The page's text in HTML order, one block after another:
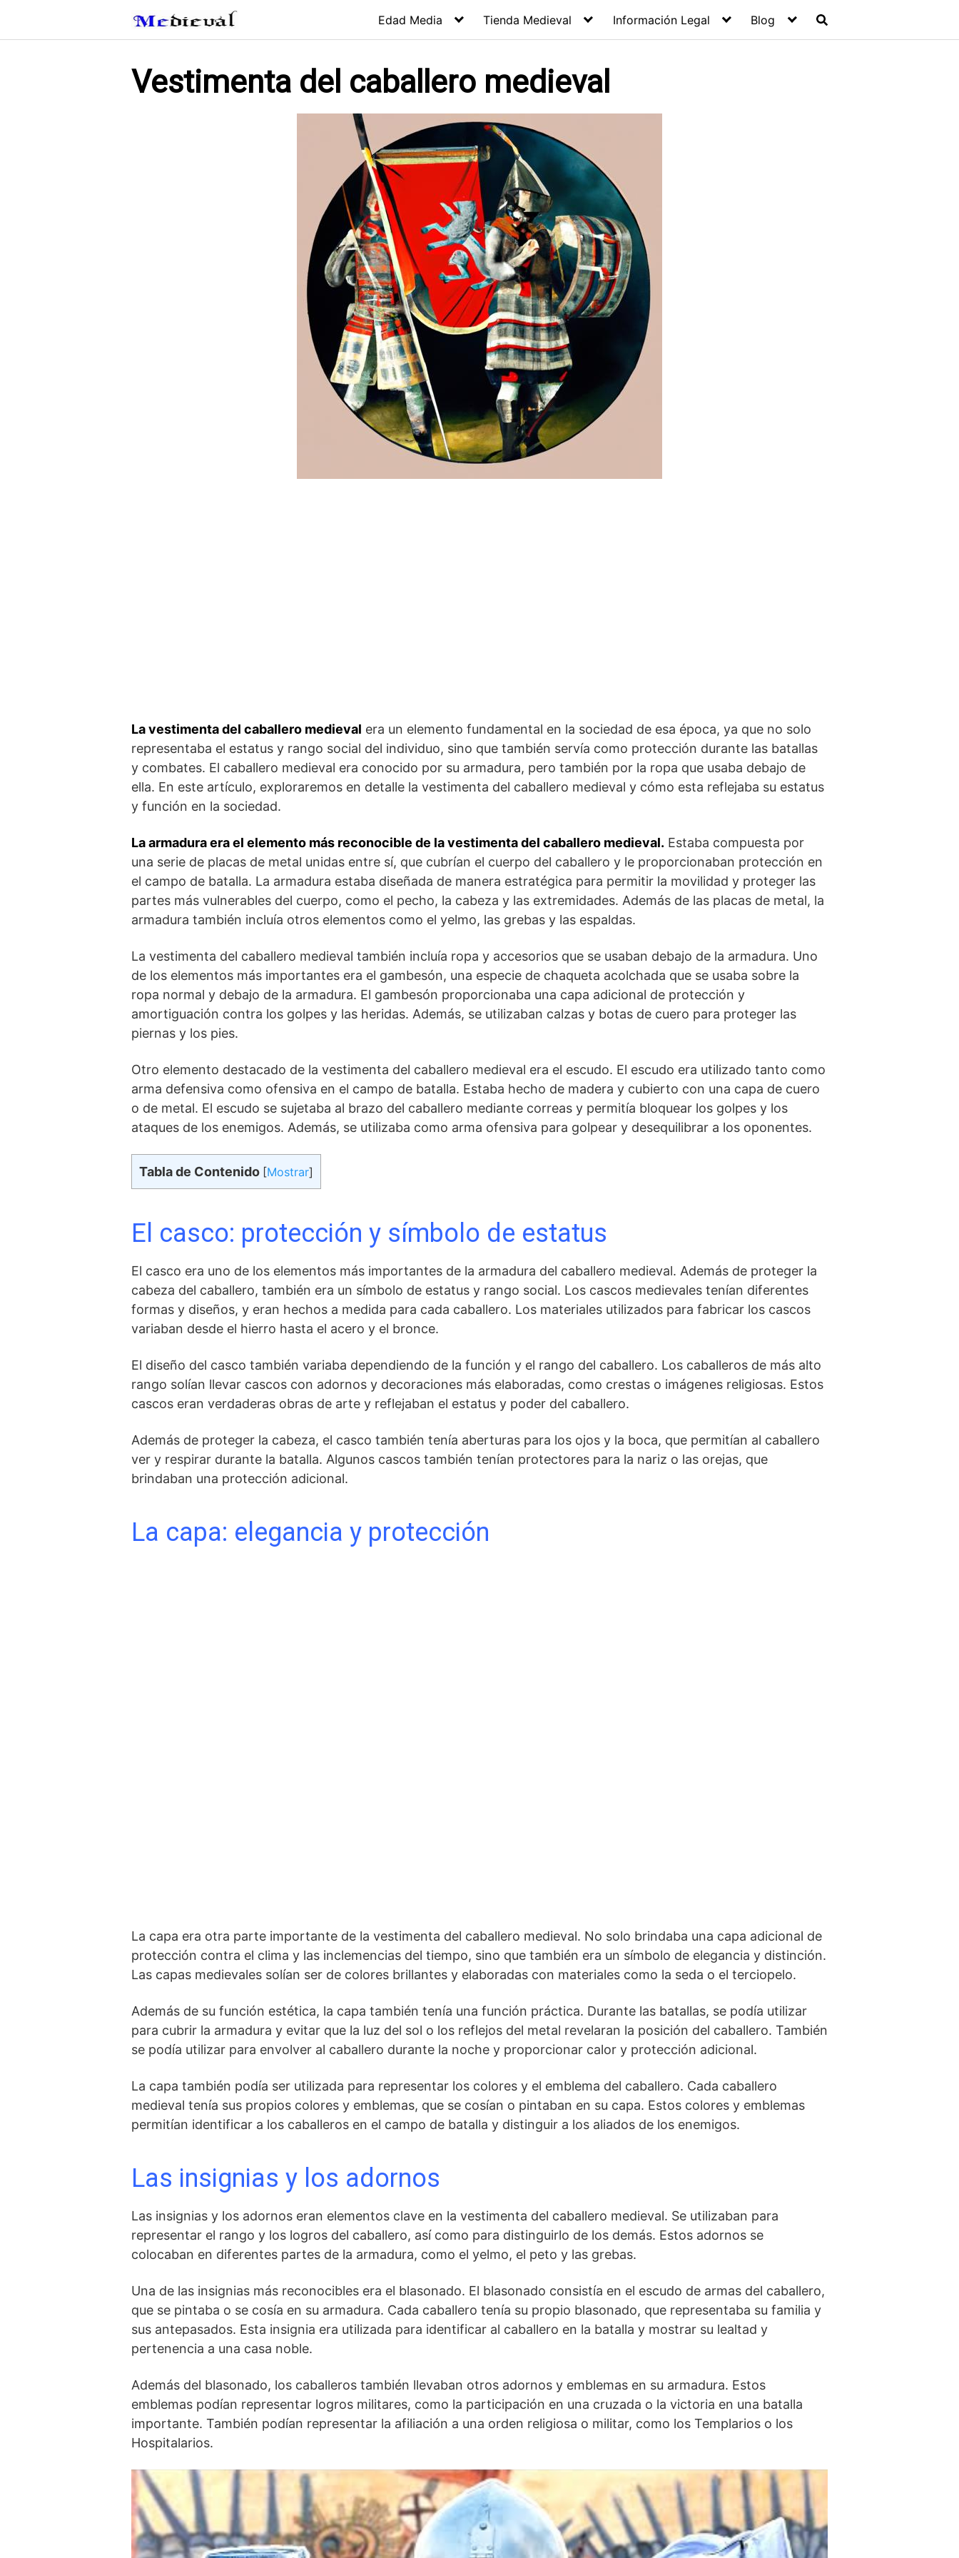
contenido
Edad Media Tienda Medieval Información Legal Blog
Vestimenta del caballero medieval
La vestimenta‍ del caballero medieval era un elemento ⁤fundamental en la sociedad de esa época, ya que no solo
representaba el estatus y rango social del individuo, sino que también ‌servía como protección durante las batallas
y combates. El caballero medieval era conocido por ‌su armadura, pero también por la ropa que usaba debajo de
ella. En ​este artículo, exploraremos en detalle la⁤ vestimenta del caballero medieval ⁤y cómo esta reflejaba su estatus
y ‌función en⁣ la sociedad.
La armadura era el elemento más reconocible de la vestimenta del caballero medieval. Estaba compuesta por
una serie de⁢ placas de metal unidas entre sí, que⁣ cubrían el cuerpo del caballero y le proporcionaban protección en
el ⁢campo de batalla. La armadura estaba diseñada⁤ de manera estratégica para permitir la movilidad y proteger las
partes más vulnerables del cuerpo, como el pecho, la cabeza y las extremidades. Además de las placas de metal, la
armadura también incluía otros ⁢elementos como⁢ el yelmo,⁢ las grebas y las espaldas.
La vestimenta del caballero ‍medieval también incluía ropa y accesorios que se usaban debajo de la armadura. Uno​
de los elementos⁣ más importantes era el gambesón, ​una especie de ⁣chaqueta acolchada que se usaba ​sobre la
ropa normal y debajo de la armadura. El gambesón proporcionaba una capa adicional‍ de protección y
amortiguación contra los golpes y las heridas. Además, se utilizaban calzas y botas de cuero para proteger las
piernas⁤ y⁣ los pies.
Otro elemento destacado de la vestimenta del caballero medieval era el escudo. El escudo era utilizado tanto como
arma defensiva como ‍ofensiva ‌en el campo de batalla. Estaba hecho de madera y cubierto⁢ con una capa de cuero
o de metal. El escudo se sujetaba al brazo del⁤ caballero mediante correas y permitía bloquear los golpes y los
ataques de⁤ los enemigos. Además, se utilizaba como arma ofensiva para golpear y desequilibrar a los ⁣oponentes.
Tabla de Contenido [Mostrar]
El casco: ​protección y símbolo de estatus
El casco era uno de los elementos más importantes de la armadura del caballero medieval. Además de proteger la
cabeza del caballero, también era un símbolo de estatus ‍y rango social. Los cascos medievales tenían diferentes⁤
formas y​ diseños, y eran hechos a medida para cada caballero. Los materiales utilizados para fabricar los cascos
variaban desde el ​hierro hasta el acero y el bronce.
El diseño del casco también ‍variaba dependiendo de la función y el rango del caballero. Los caballeros de más alto
rango solían ‌llevar cascos con adornos y decoraciones más elaboradas, como crestas o imágenes religiosas. Estos
⁣cascos eran verdaderas obras de arte y ⁣reflejaban el estatus y poder del caballero.
Además de proteger ​la cabeza, el casco también tenía aberturas para los ojos ⁣y ​la boca, que⁤ permitían al caballero
ver y respirar durante la batalla. Algunos ‌cascos también tenían‍ protectores para la nariz o las orejas, que
brindaban una protección adicional.
La capa: elegancia y protección
La capa era otra parte importante de la vestimenta del caballero ‍medieval. No solo brindaba una capa adicional de
protección contra el clima y las inclemencias del tiempo, sino que también era un símbolo de elegancia y distinción.
Las capas medievales solían ser de colores ⁤brillantes y elaboradas con materiales como la seda o el ​terciopelo.
Además de su función estética, la capa ⁤también tenía una función práctica. Durante las ‍batallas, se podía utilizar
para cubrir la armadura y evitar que la luz del sol o los reflejos del​ metal revelaran la posición del caballero. También
se podía utilizar para ​envolver al caballero durante la noche y⁣ proporcionar calor ⁤y⁣ protección adicional.
La capa⁣ también podía ser utilizada para representar los colores y el emblema del caballero. Cada‌ caballero
medieval tenía​ sus propios colores y emblemas, que se cosían o pintaban en su capa. Estos colores y emblemas
permitían identificar a los caballeros en el campo de batalla y distinguir a los aliados de los enemigos.
Las insignias y los adornos
Las insignias y los adornos eran elementos clave en la vestimenta del caballero medieval. Se ‌utilizaban para
representar el rango y los logros del caballero, así como para distinguirlo de los demás. Estos adornos se
colocaban en⁢ diferentes partes de la armadura, como el yelmo, el‌ peto y las grebas.
Una de⁣ las insignias más reconocibles era el blasonado. El blasonado consistía en el escudo de armas del caballero,
que se pintaba o se cosía en su armadura. Cada‌ caballero tenía su propio blasonado, que representaba su familia y
sus antepasados. Esta insignia era utilizada para identificar al caballero en la batalla y mostrar su lealtad y
pertenencia a una casa noble.
Además​ del blasonado, los caballeros también ⁢llevaban otros adornos y emblemas en su armadura. Estos
emblemas podían representar logros militares, como la participación en una cruzada o la victoria en una batalla
importante. También podían representar la afiliación a ⁣una orden religiosa o militar, como los Templarios o los
Hospitalarios.